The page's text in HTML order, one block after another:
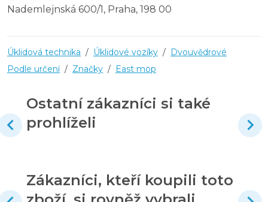
Nademlejnská 600/1, Praha, 198 00
Úklidová technika / Úklidové vozíky / Dvouvědrové
Podle určení / Značky / East mop
Ostatní zákazníci si také
prohlíželi
Zákazníci, kteří koupili toto